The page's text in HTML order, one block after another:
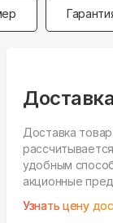
Доставка
удобным
акционные
Узнать цену